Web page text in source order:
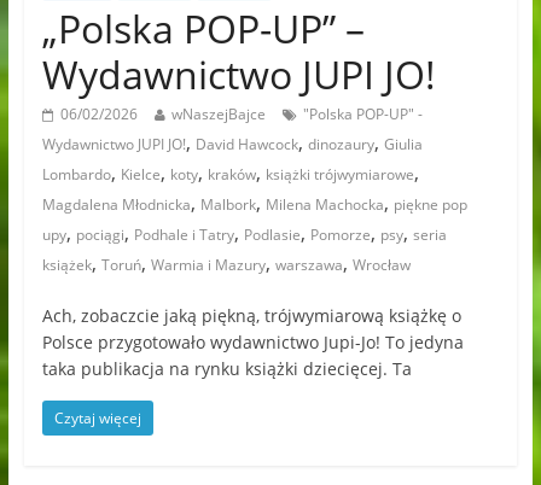
„Polska POP-UP” –
Wydawnictwo JUPI JO!
06/02/2026 wNaszejBajce
"Polska POP-UP" -
Wydawnictwo JUPI JO!, David Hawcock, dinozaury, Giulia
Lombardo, Kielce, koty, kraków, książki trójwymiarowe,
Magdalena Młodnicka, Malbork, Milena Machocka, piękne pop
upy, pociągi, Podhale i Tatry, Podlasie, Pomorze, psy, seria
książek, Toruń, Warmia i Mazury, warszawa, Wrocław
Ach, zobaczcie jaką piękną, trójwymiarową książkę o
Polsce przygotowało wydawnictwo Jupi-Jo! To jedyna
taka publikacja na rynku książki dziecięcej. Ta
Czytaj więcej